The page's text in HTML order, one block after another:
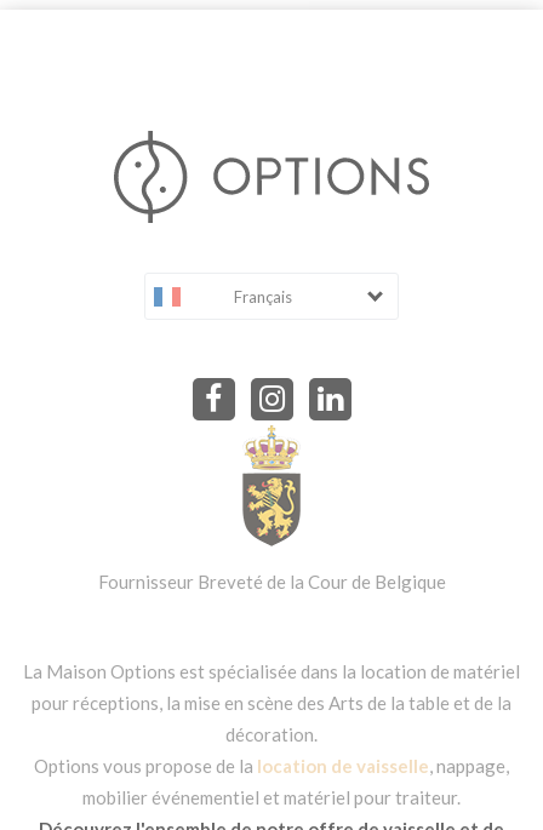
Français
Fournisseur Breveté de la Cour de Belgique
La Maison Options est spécialisée dans la location de matériel
pour réceptions, la mise en scène des Arts de la table et de la
décoration.
Options vous propose de la location de vaisselle , nappage,
mobilier événementiel et matériel pour traiteur.